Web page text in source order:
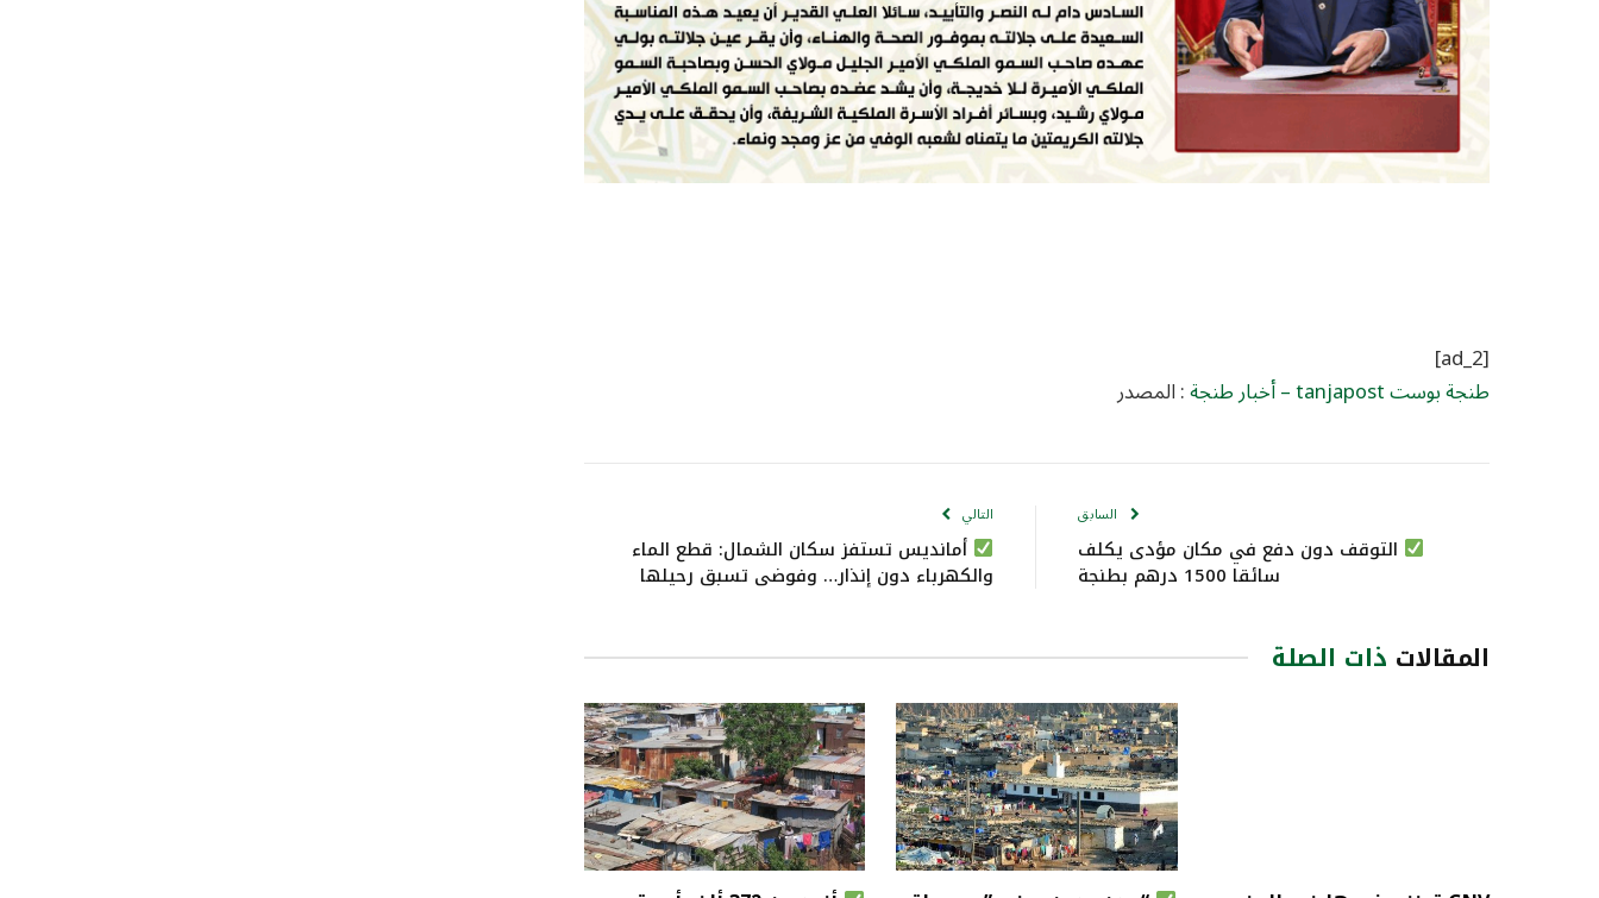
[ad_2]
طنجة بوست tanjapost – أخبار طنجة
: المصدر
السابق
التوقف دون دفع في مكان مؤدى يكلف
سائقا 1500 درهم بطنجة
التالي
أمانديس تستفز سكان الشمال: قطع الماء
والكهرباء دون إنذار… وفوضى تسبق رحيلها
المقالات ذات الصلة